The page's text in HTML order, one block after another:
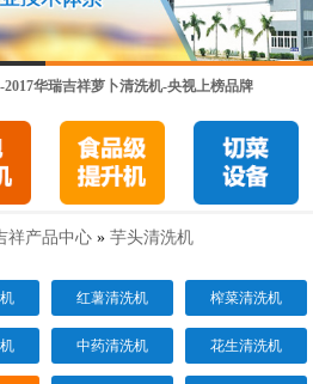
2017华瑞吉祥萝卜清洗机-央视上榜品牌
祥产品中心 » 芋头清洗机
红薯清洗机 榨菜清洗机
中药清洗机 花生清洗机